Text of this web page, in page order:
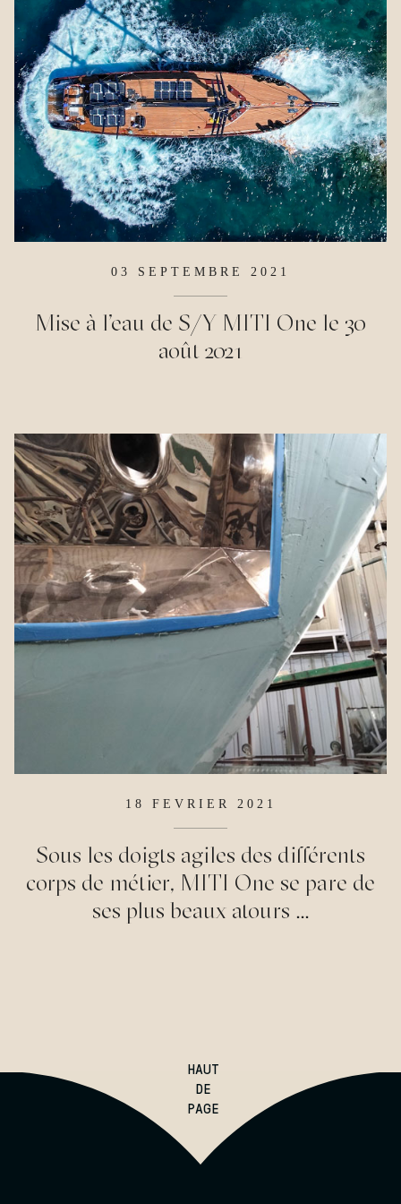
03 SEPTEMBRE 2021
Mise à l’eau de S/Y MITI One le 30
août 2021
18 FEVRIER 2021
Sous les doigts agiles des différents
corps de métier, MITI One se pare de
ses plus beaux atours ...
HAUT
DE
PAGE